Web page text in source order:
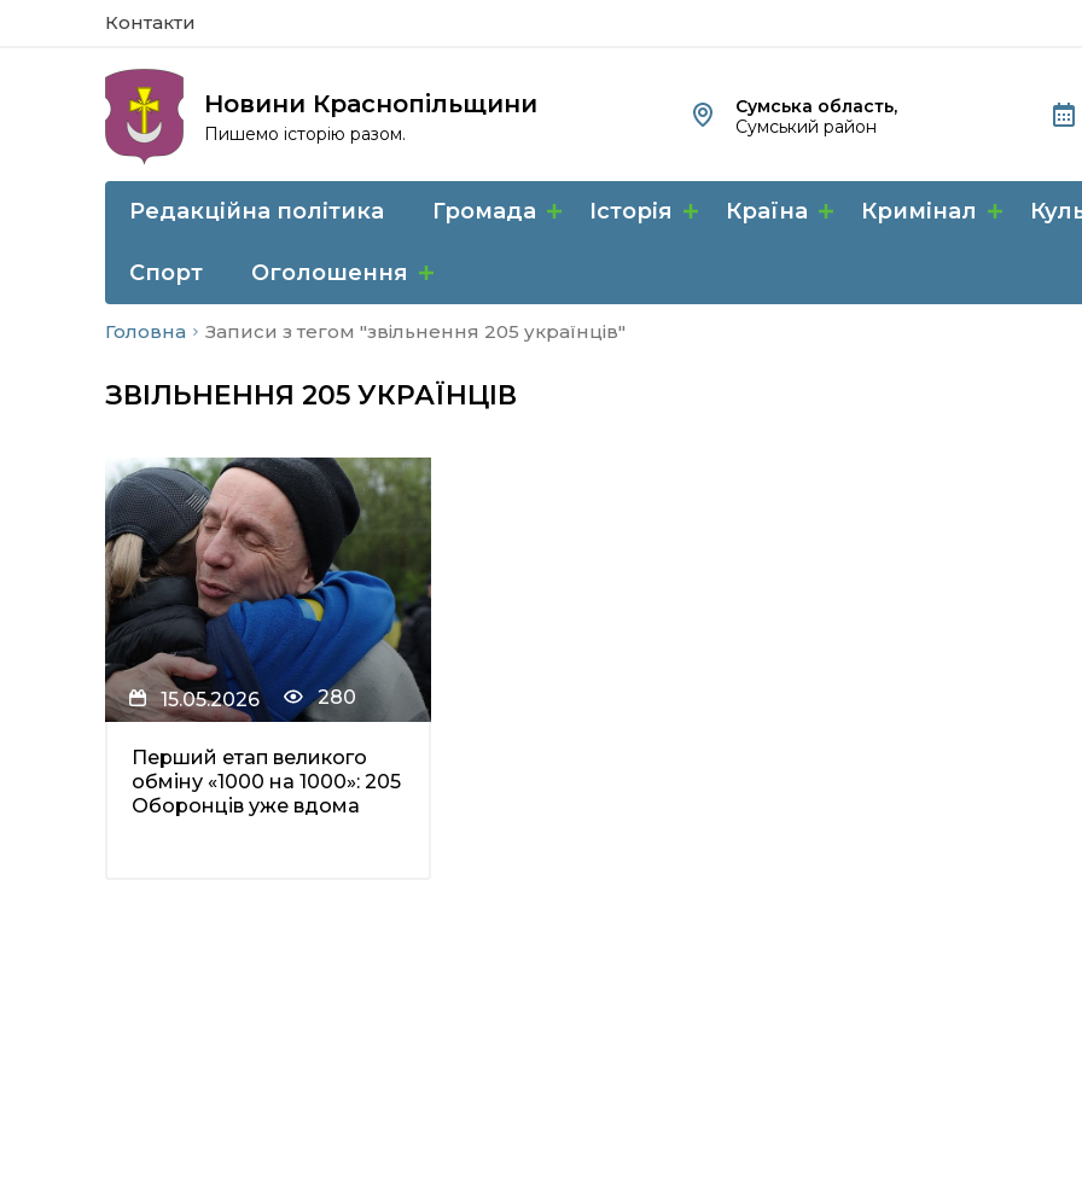
Контакти
Новини Краснопільщини
Пишемо історію разом.
Сумська область,
Сумський район
Редакційна політика Громада Історія Країна Кримінал
Спорт Оголошення
Головна Записи з тегом "звільнення 205 українців"
ЗВІЛЬНЕННЯ 205 УКРАЇНЦІВ
15.05.2026 280
Перший етап великого
обміну «1000 на 1000»: 205
Оборонців уже вдома